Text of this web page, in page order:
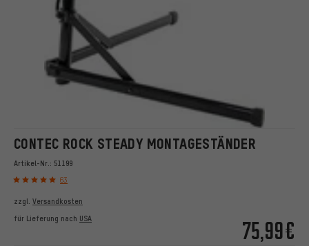
CONTEC ROCK STEADY MONTAGESTÄNDER
Artikel-Nr.: 51199
63
75,99€
zzgl. Versandkosten
für Lieferung nach USA